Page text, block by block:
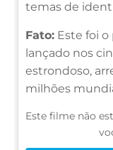
temas de
Fato: Este foi
lançado nos
estrondoso,
milhões
Este filme não